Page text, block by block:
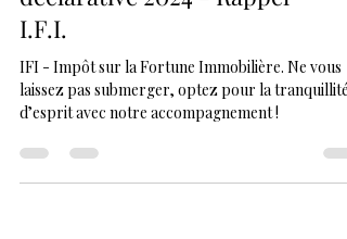
IFI - l'Impôt sur la Fortune
Immobilière / Campagne
déclarative 2024 - Rappel
I.F.I.
IFI - Impôt sur la Fortune Immobilière. Ne vous